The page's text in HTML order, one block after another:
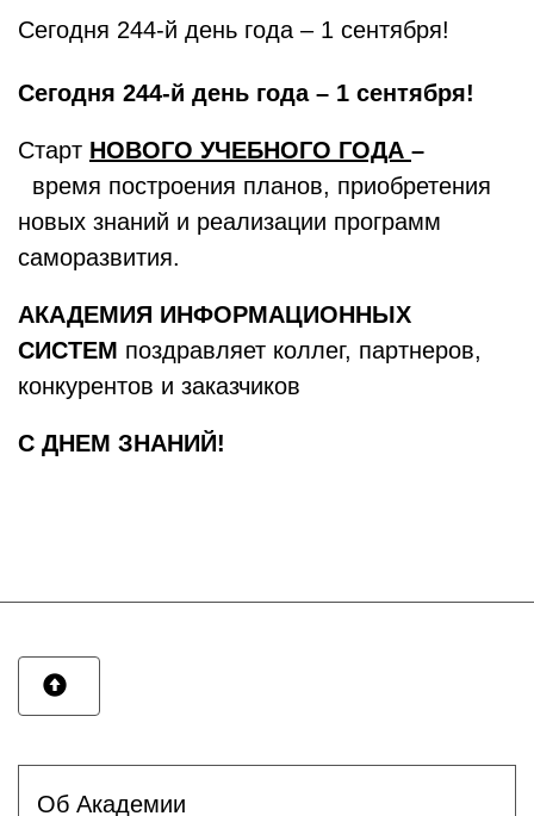
Сегодня 244-й день года – 1 сентября!
Сегодня 244-й день года – 1 сентября!
Старт НОВОГО УЧЕБНОГО ГОДА –
время построения планов, приобретения
новых знаний и реализации программ
саморазвития.
АКАДЕМИЯ ИНФОРМАЦИОННЫХ
СИСТЕМ поздравляет коллег, партнеров,
конкурентов и заказчиков
C ДНЕМ ЗНАНИЙ!
Об Академии